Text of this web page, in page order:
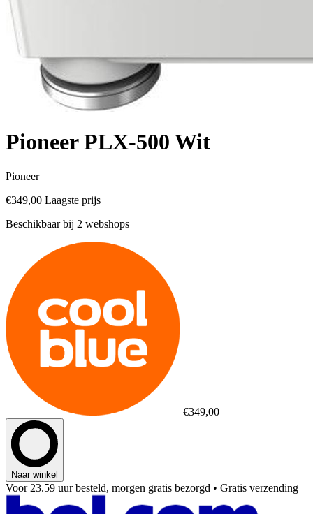
Pioneer PLX-500 Wit
Pioneer
€349,00 Laagste prijs
Beschikbaar bij 2 webshops
€349,00
Naar winkel
Voor 23.59 uur besteld, morgen gratis bezorgd • Gratis verzending